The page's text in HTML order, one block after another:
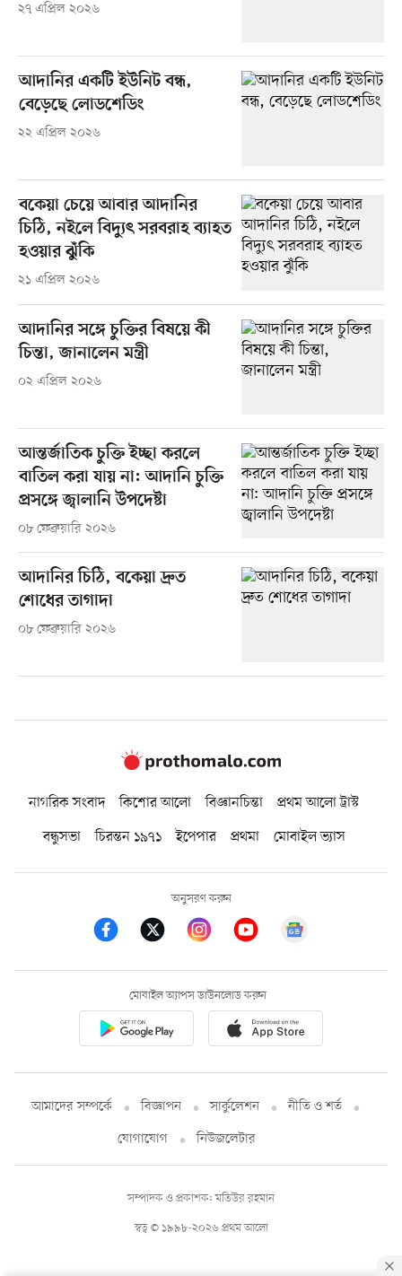
২৭ এপ্রিল ২০২৬
আদানির একটি ইউনিট বন্ধ,
বেড়েছে লোডশেডিং
২২ এপ্রিল ২০২৬
বকেয়া চেয়ে আবার আদানির
চিঠি, নইলে বিদ্যুৎ সরবরাহ ব্যাহত
হওয়ার ঝুঁকি
২১ এপ্রিল ২০২৬
আদানির সঙ্গে চুক্তির বিষয়ে কী
চিন্তা, জানালেন মন্ত্রী
০২ এপ্রিল ২০২৬
আন্তর্জাতিক চুক্তি ইচ্ছা করলে
বাতিল করা যায় না: আদানি চুক্তি
প্রসঙ্গে জ্বালানি উপদেষ্টা
০৮ ফেব্রুয়ারি ২০২৬
আদানির চিঠি, বকেয়া দ্রুত
শোধের তাগাদা
০৮ ফেব্রুয়ারি ২০২৬
নাগরিক সংবাদ কিশোর আলো বিজ্ঞানচিন্তা
প্রথম আলো ট্রাস্ট
বন্ধুসভা
চিরন্তন ১৯৭১ ইপেপার প্রথমা মোবাইল ভ্যাস
অনুসরণ করুন
মোবাইল অ্যাপস ডাউনলোড করুন
আমাদের সম্পর্কে বিজ্ঞাপন সার্কুলেশন
নীতি ও শর্ত
যোগাযোগ
নিউজলেটার
স্বত্ব © ১৯৯৮-২০২৬ প্রথম আলো
সম্পাদক ও প্রকাশক: মতিউর রহমান